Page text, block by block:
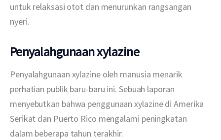
untuk relaksasi otot dan menurunkan rangsangan
nyeri.
Penyalahgunaan xylazine
Penyalahgunaan xylazine oleh manusia menarik
perhatian publik baru-baru ini. Sebuah laporan
menyebutkan bahwa penggunaan xylazine di Amerika
Serikat dan Puerto Rico mengalami peningkatan
dalam beberapa tahun terakhir.